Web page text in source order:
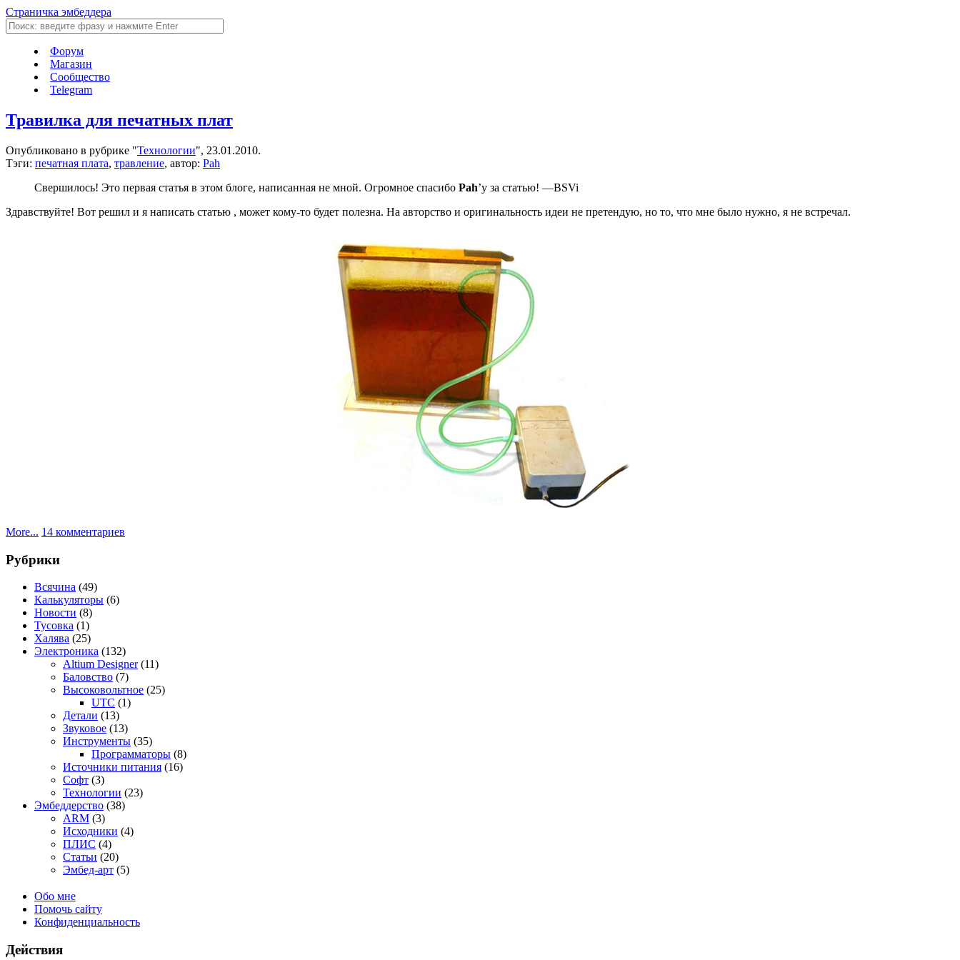
Страничка эмбеддера
Форум
Магазин
Сообщество
Telegram
Травилка для печатных плат
Опубликовано в рубрике "Технологии", 23.01.2010.
Тэги: печатная плата, травление, автор: Pah
Свершилось! Это первая статья в этом блоге, написанная не мной. Огромное спасибо Pah’у за статью! —BSVi
Здравствуйте! Вот решил и я написать статью , может кому-то будет полезна. На авторство и оригинальность идеи не претендую, но то, что мне было нужно, я не встречал.
More... 14 комментариев
Рубрики
Всячина (49)
Калькуляторы (6)
Новости (8)
Тусовка (1)
Халява (25)
Электроника (132)
Altium Designer(11)
Баловство (7)
Высоковольтное (25)
UTC (1)
Детали (13)
Звуковое (13)
Инструменты (35)
Программаторы (8)
Источники питания (16)
Софт (3)
Технологии (23)
Эмбеддерство (38)
ARM (3)
Исходники (4)
ПЛИС (4)
Статьи (20)
Эмбед-арт (5)
Обо мне
Помочь сайту
Конфиденциальность
Действия